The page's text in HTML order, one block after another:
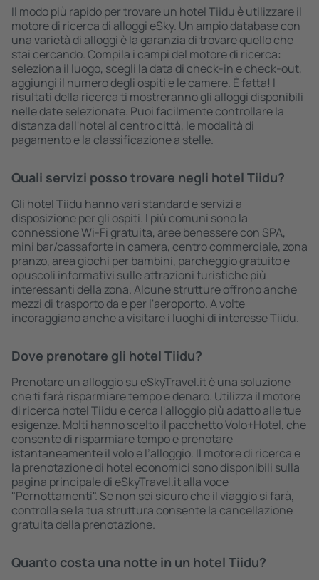
Il modo più rapido per trovare un hotel Tiidu è utilizzare il
motore di ricerca di alloggi eSky. Un ampio database con
una varietà di alloggi è la garanzia di trovare quello che
stai cercando. Compila i campi del motore di ricerca:
seleziona il luogo, scegli la data di check-in e check-out,
aggiungi il numero degli ospiti e le camere. È fatta! I
risultati della ricerca ti mostreranno gli alloggi disponibili
nelle date selezionate. Puoi facilmente controllare la
distanza dall'hotel al centro città, le modalità di
pagamento e la classificazione a stelle.
Quali servizi posso trovare negli hotel Tiidu?
Gli hotel Tiidu hanno vari standard e servizi a
disposizione per gli ospiti. I più comuni sono la
connessione Wi-Fi gratuita, aree benessere con SPA,
mini bar/cassaforte in camera, centro commerciale, zona
pranzo, area giochi per bambini, parcheggio gratuito e
opuscoli informativi sulle attrazioni turistiche più
interessanti della zona. Alcune strutture offrono anche
mezzi di trasporto da e per l'aeroporto. A volte
incoraggiano anche a visitare i luoghi di interesse Tiidu.
Dove prenotare gli hotel Tiidu?
Prenotare un alloggio su eSkyTravel.it è una soluzione
che ti farà risparmiare tempo e denaro. Utilizza il motore
di ricerca hotel Tiidu e cerca l'alloggio più adatto alle tue
esigenze. Molti hanno scelto il pacchetto Volo+Hotel, che
consente di risparmiare tempo e prenotare
istantaneamente il volo e l’alloggio. Il motore di ricerca e
la prenotazione di hotel economici sono disponibili sulla
pagina principale di eSkyTravel.it alla voce
"Pernottamenti". Se non sei sicuro che il viaggio si farà,
controlla se la tua struttura consente la cancellazione
gratuita della prenotazione.
Quanto costa una notte in un hotel Tiidu?